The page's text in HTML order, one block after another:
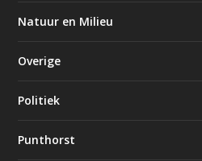
Natuur en Milieu
Overige
Politiek
Punthorst